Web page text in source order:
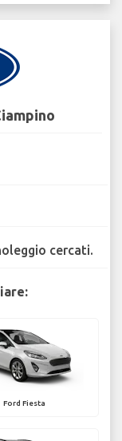
cercati.
Ford Fiesta